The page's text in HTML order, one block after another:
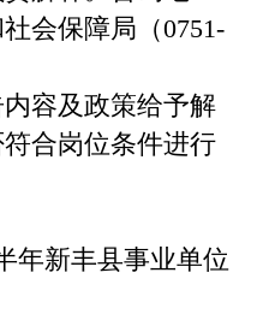
会保障局（0751-
容及政策给予解
合岗位条件进行
年新丰县事业单位